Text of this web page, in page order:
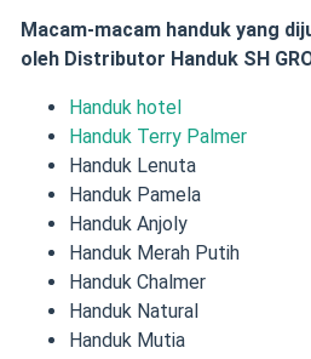
Macam-macam handuk yang
oleh Distributor Handuk SH
Handuk hotel
Handuk Terry Palmer
Handuk Lenuta
Handuk Pamela
Handuk Anjoly
Handuk Merah Putih
Handuk Chalmer
Handuk Natural
Handuk Mutia